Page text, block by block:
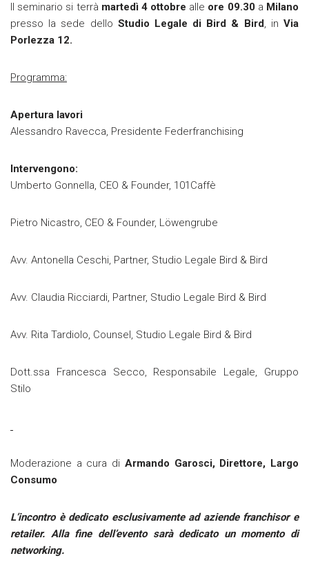
Il seminario si terrà martedì 4 ottobre alle ore 09.30a Milano
presso la sede dello Studio Legale di Bird & Bird, inVia
Porlezza 12.
Programma:
Apertura lavori
Alessandro Ravecca, Presidente Federfranchising
Intervengono:
Umberto Gonnella, CEO & Founder, 101Caffè
Pietro Nicastro, CEO & Founder, Löwengrube
Avv. Antonella Ceschi, Partner, Studio Legale Bird & Bird
Avv. Claudia Ricciardi, Partner, Studio Legale Bird & Bird
Avv. Rita Tardiolo, Counsel, Studio Legale Bird & Bird
Dott.ssa Francesca Secco, Responsabile Legale, Gruppo
Stilo
Moderazione a cura di Armando Garosci, Direttore, Largo
Consumo
L’incontro è dedicato esclusivamente ad aziende franchisor e
retailer. Alla fine dell’evento sarà dedicato un momento di
networking.